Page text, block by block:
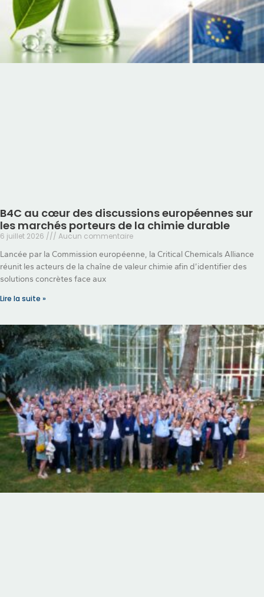
B4C au cœur des discussions européennes sur
les marchés porteurs de la chimie durable
6 juillet 2026
Aucun commentaire
Lancée par la Commission européenne, la Critical Chemicals Alliance
réunit les acteurs de la chaîne de valeur chimie afin d’identifier des
solutions concrètes face aux
Lire la suite »